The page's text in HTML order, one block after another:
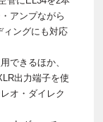
アンプながら
ィングにも対応
できるほか、
出力端子を使
オ・ダイレク